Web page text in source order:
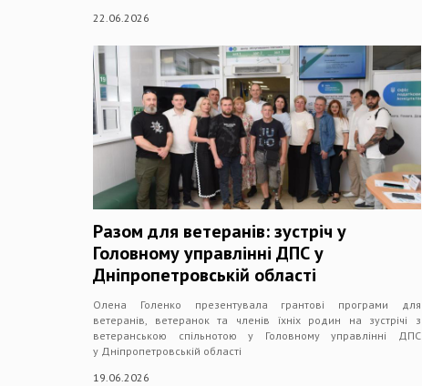
22.06.2026
Разом для ветеранів: зустріч у
Головному управлінні ДПС у
Дніпропетровській області
Олена Голенко презентувала грантові програми для
ветеранів, ветеранок та членів їхніх родин на зустрічі з
ветеранською спільнотою у Головному управлінні ДПС
у Дніпропетровській області
19.06.2026